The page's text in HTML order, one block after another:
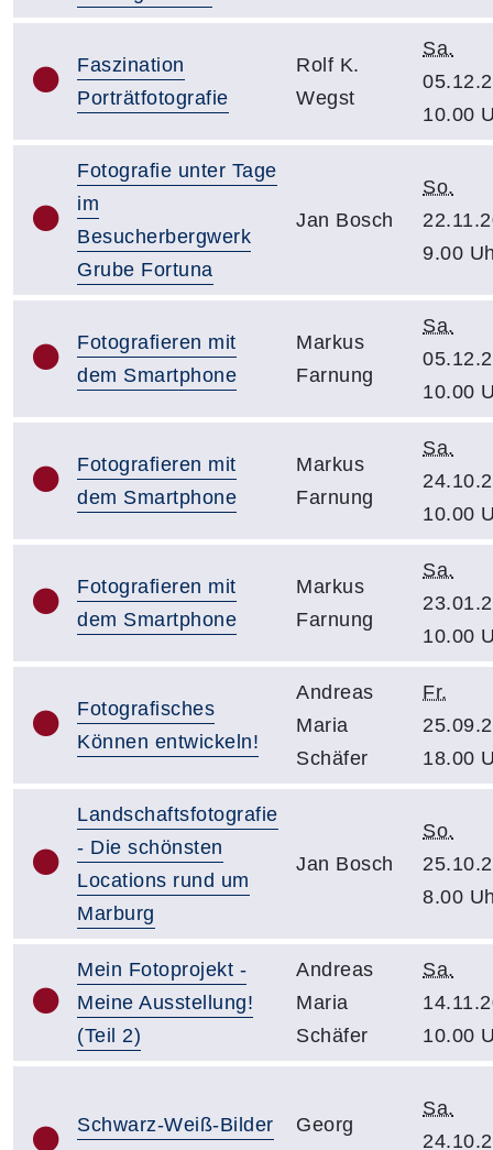
Faszination
Porträtfotografie
Rolf K.
Wegst
Sa.
10.00
Fotografie unter Tage
im
Besucherbergwerk
Grube Fortuna
Jan Bosch
So.
9.00
Fotografieren mit
dem Smartphone
Markus
Farnung
Sa.
10.00
Fotografieren mit
dem Smartphone
Markus
Farnung
Sa.
10.00
Fotografieren mit
dem Smartphone
Markus
Farnung
Sa.
10.00
Fotografisches
Können entwickeln!
Andreas
Maria
Schäfer
Fr.
18.00
Landschaftsfotografie
- Die schönsten
Locations rund um
Marburg
Jan Bosch
So.
8.00
Mein Fotoprojekt -
Meine Ausstellung!
(Teil 2)
Andreas
Maria
Schäfer
Sa.
10.00
Schwarz-Weiß-Bilder
Georg
Sa.